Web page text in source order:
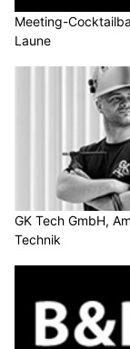
Meeting-
Laune
GK Tech GmbH,
Technik